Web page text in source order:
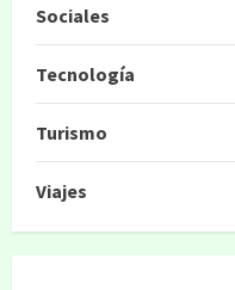
Sociales
Tecnología
Turismo
Viajes